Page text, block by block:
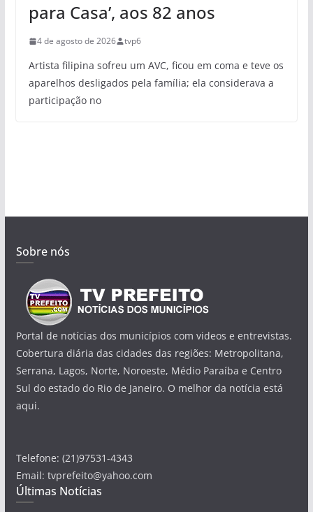
para Casa’, aos 82 anos
4 de agosto de 2026 tvp6
Artista filipina sofreu um AVC, ficou em coma e teve os
aparelhos desligados pela família; ela considerava a
participação no
Sobre nós
Portal de notícias dos municípios com videos e entrevistas.
Cobertura diária das cidades das regiões: Metropolitana,
Serrana, Lagos, Norte, Noroeste, Médio Paraíba e Centro
Sul do estado do Rio de Janeiro. O melhor da notícia está
aqui.
Telefone: (21)97531-4343
Email: tvprefeito@yahoo.com
Últimas Notícias